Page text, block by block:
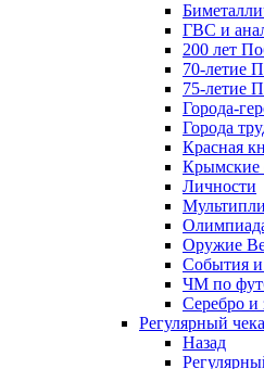
ГВС и
200 лет
70-летие
75-летие
Города-
Города
Красная
Крымские
Личности
Оружие
События
ЧМ по
Серебро и
Регулярный
Назад